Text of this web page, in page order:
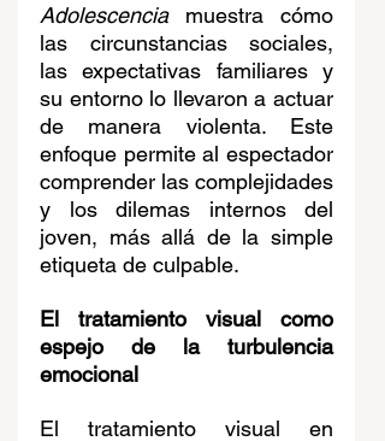
Adolescencia muestra cómo
las circunstancias sociales,
las expectativas familiares y
su entorno lo llevaron a actuar
de manera violenta. Este
enfoque permite al espectador
comprender las complejidades
y los dilemas internos del
joven, más allá de la simple
etiqueta de culpable.
El tratamiento visual como
espejo de la turbulencia
emocional